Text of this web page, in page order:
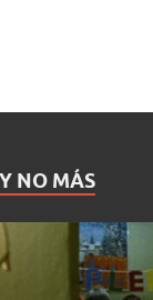
NO MÁS